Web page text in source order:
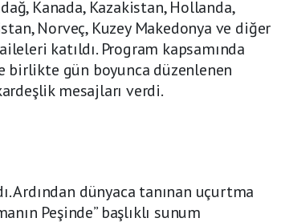
Kanada, Kazakistan, Hollanda,
Norveç, Kuzey Makedonya ve diğer
katıldı. Program kapsamında
birlikte gün boyunca düzenlenen
mesajları verdi.
Ardından dünyaca tanınan uçurtma
Peşinde” başlıklı sunum